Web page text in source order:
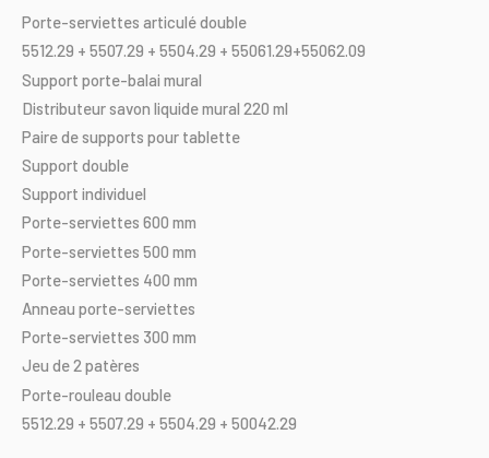
Porte-serviettes articulédouble
5512.29 + 5507.29 + 5504.29 + 55061.29+55062.09
Support porte-balai mural
Distributeursavon liquidemural 220 ml
Pairedesupports pour tablette
Support double
Support individuel
Porte-serviettes 600 mm
Porte-serviettes 500 mm
Porte-serviettes 400 mm
Anneau porte-serviettes
Porte-serviettes 300 mm
Jeu de2 patères
Porte-rouleau double
5512.29 + 5507.29 + 5504.29 + 50042.29